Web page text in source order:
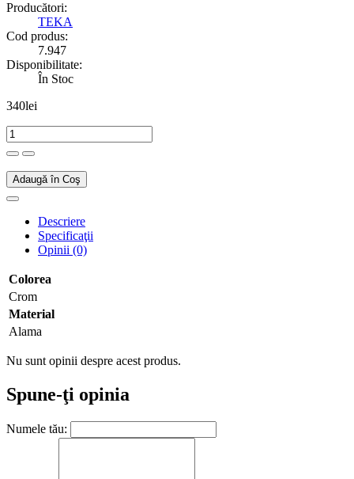
Producători:
TEKA
Cod produs:
7.947
Disponibilitate:
În Stoc
340lei
Adaugă în Coş
Descriere
Specificaţii
Opinii (0)
Colorea
Crom
Material
Alama
Nu sunt opinii despre acest produs.
Spune-ţi opinia
Numele tău: